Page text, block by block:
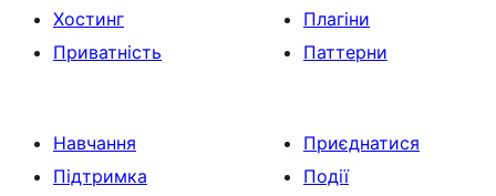
Хостинг
Приватність
Плагіни
Паттерни
Навчання
Підтримка
Приєднатися
Події